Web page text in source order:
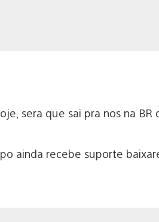
sera que sai pra nos na BR
ainda recebe suporte